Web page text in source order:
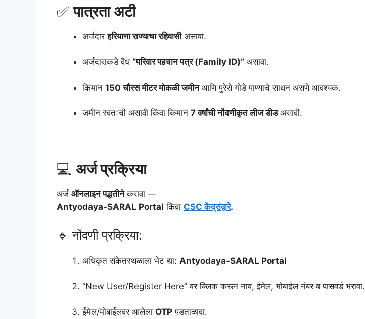
✅पात्रता अटी
अर्जदारहरियाणा राज्याचा रहिवासीअसावा.
अर्जदाराकडे वैध “परिवार पहचान पत्र (Family ID)” असावा.
किमान 150 चौरस मीटर मोकळी जमीनआणि पुरेसे गोडे पाण्याचे साधन असणे आवश्यक.
जमीन स्वतःची असावी किंवा किमान 7 वर्षांची नोंदणीकृत लीज डीडअसावी.
💻 अर्ज प्रक्रिया
अर्ज ऑनलाइन पद्धतीनेकरावा —
Antyodaya-SARAL Portal किंवा CSC केंद्रांद्वारे.
🔹 नोंदणी प्रक्रिया:
अधिकृत संकेतस्थळाला भेट द्या: Antyodaya-SARAL Portal
“New User/Register Here” वर क्लिक करून नाव, ईमेल, मोबाईल नंबर व पासवर्ड भरावा.
ईमेल/मोबाईलवर आलेला OTP पडताळावा.